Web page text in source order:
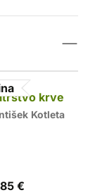
krve
Kotleta
€